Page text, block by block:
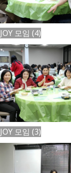
JOY 모임 (4)
JOY 모임 (3)